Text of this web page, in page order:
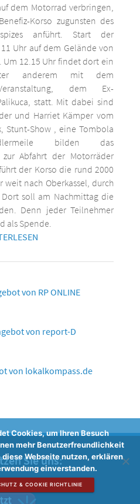
dem Motorrad verbringen,
Korso zugunsten des
anführt. Start der
Uhr auf dem Gelände von
Um 12.15 Uhr findet dort ein
anderem mit dem
dem Ex-
statt. Mit dabei sind
und Harriet Kämper vom
Stunt-Show , eine Tombola
bilden das
Abfahrt der Motorräder
der Korso die rund 2000
nach Oberkassel, durch
soll am Nachmittag die
Denn jeder Teilnehmer
als Spende.
von RP ONLINE
von report-D
von lokalkompass.de
Sie uns:
Cookies, um Ihren Besuch
mehr Benutzerfreundlichkeit
Webseite nutzen, erklären
einverstanden.
& COOKIE RICHTLINIE